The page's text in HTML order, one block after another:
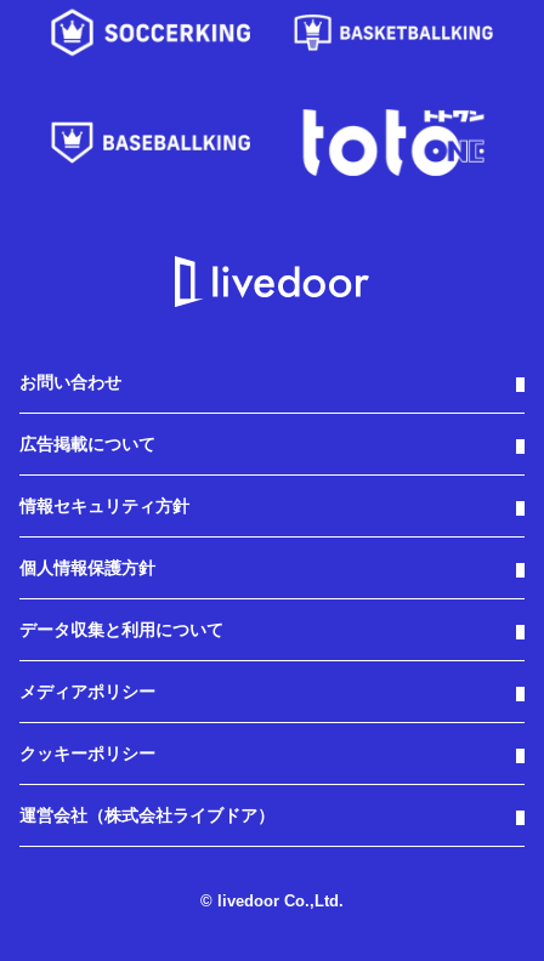
お問い合わせ
広告掲載について
情報セキュリティ方針
個人情報保護方針
データ収集と利用について
メディアポリシー
クッキーポリシー
運営会社（株式会社ライブドア）
© livedoor Co.,Ltd.